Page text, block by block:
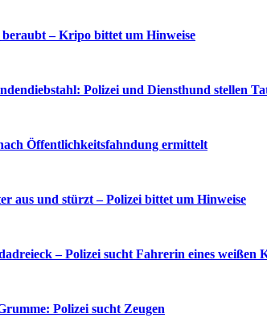
– Kripo bittet um Hinweise
Polizei und Diensthund stellen
Öffentlichkeitsfahndung ermittelt
aus und stürzt – Polizei bittet um Hinweise
– Polizei sucht Fahrerin eines weißen
Polizei sucht Zeugen